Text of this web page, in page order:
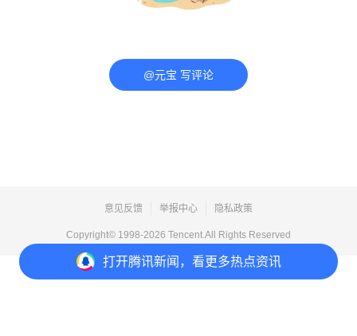
打开腾讯新闻，看更多热点资讯
@元宝 写评论
意见反馈 举报中心 隐私政策
Copyright© 1998-2026 Tencent.All Rights Reserved